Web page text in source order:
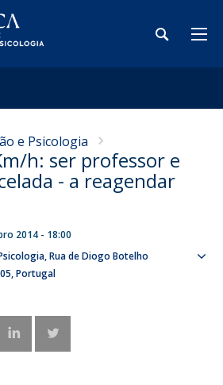
e Psicologia
h: ser professor e
- a reagendar
2014 - 18:00
Rua de Diogo Botelho
Portugal